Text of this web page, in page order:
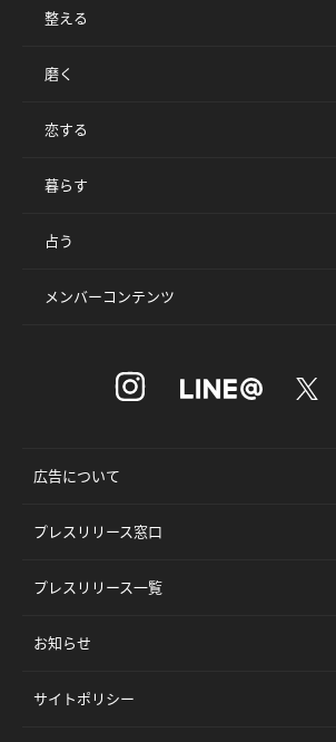
整える
磨く
恋する
暮らす
占う
メンバーコンテンツ
広告について
プレスリリース窓口
プレスリリース一覧
お知らせ
サイトポリシー